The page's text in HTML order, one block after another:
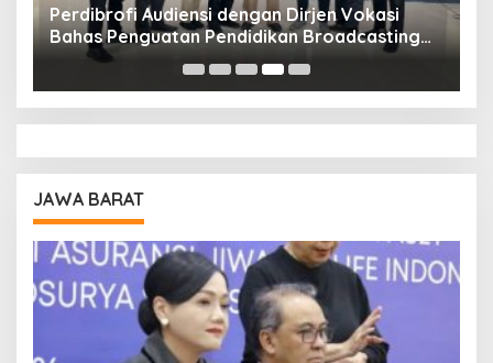
Perdibrofi Audiensi dengan Dirjen Vokasi
Bahas Penguatan Pendidikan Broadcasting
dan Film
JAWA BARAT